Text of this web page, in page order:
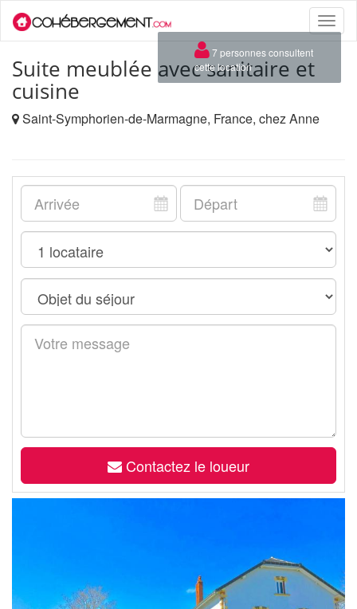
Toggle
Suite meublée avec sanitaire et
cuisine
Saint-Symphorien-de-Marmagne, France, chez Anne
Contactez le loueur
×
7 personnes consultent
cette location